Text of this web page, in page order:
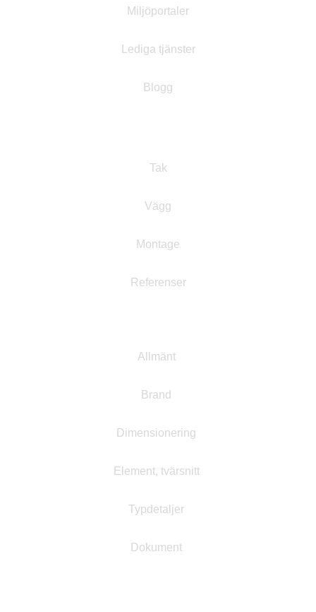
Miljöportaler
Lediga tjänster
Blogg
Tak
Vägg
Montage
Referenser
Allmänt
Brand
Dimensionering
Element, tvärsnitt
Typdetaljer
Dokument